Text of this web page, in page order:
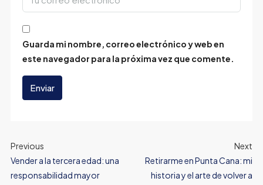
Guarda mi nombre, correo electrónico y web en
este navegador para la próxima vez que comente.
Enviar
Previous
Vender a la tercera edad: una
responsabilidad mayor
Next
Retirarme en Punta Cana: mi
historia y el arte de volver a